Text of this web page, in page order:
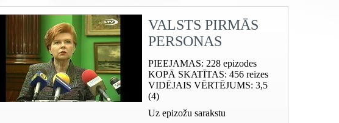
VALSTS PIRMĀS
PERSONAS
PIEEJAMAS: 228 epizodes
KOPĀ SKATĪTAS: 456 reizes
VIDĒJAIS VĒRTĒJUMS: 3,5
(4)
Uz epizožu sarakstu